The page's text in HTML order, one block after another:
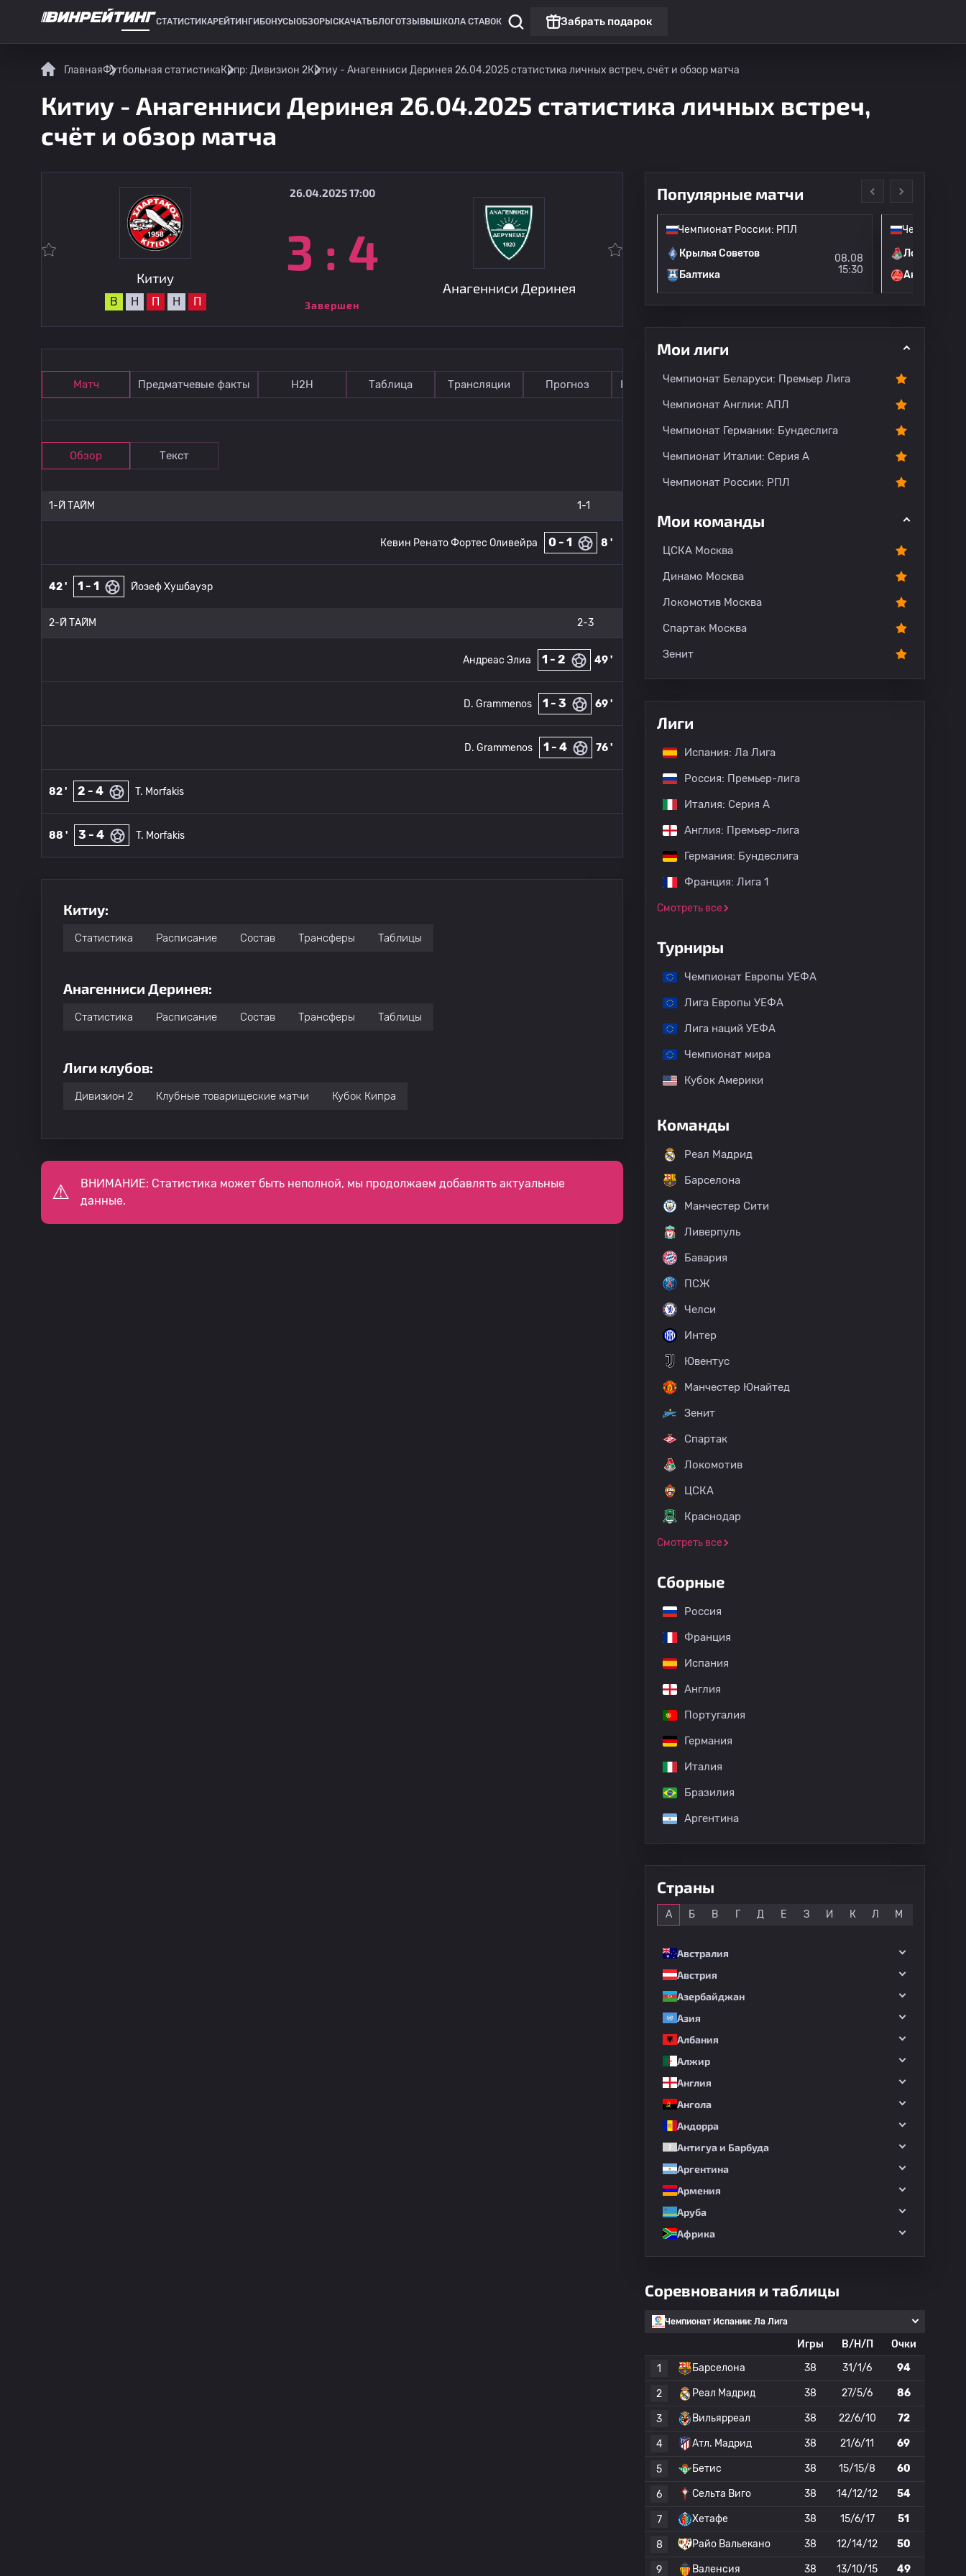
СТАТИСТИКАРЕЙТИНГИ БОНУСЫ ОБЗОРЫ СКАЧАТЬ БЛОГОТЗЫВЫ ШКОЛА СТАВОК Забрать подарок
ГлавнаяФутбольная статистикаКипр: Дивизион 2Китиу - Анагенниси Деринея 26.04.2025 статистика личных встреч, счёт и обзор матча
Китиу - Анагенниси Деринея 26.04.2025 статистика личных встреч,
счёт и обзор матча
Китиу
В Н П Н П
26.04.2025 17:00
3 : 4
Завершен
Анагенниси Деринея
Матч Предматчевые факты Н2Н Таблица Трансляции Прогноз Комментарии
Обзор Текст
1-Й ТАЙМ 1-1
8 '
0 - 1
Кевин Ренато Фортес Оливейра
42 ' 1 - 1 Йозеф Хушбауэр
2-Й ТАЙМ 2-3
49 '
1 - 2
Андреас Элиа
69 '
1 - 3
D. Grammenos
76 '
1 - 4
D. Grammenos
82 ' 2 - 4 T. Morfakis
88 ' 3 - 4 T. Morfakis
Китиу:
Статистика Расписание Состав Трансферы Таблицы
Анагенниси Деринея:
Статистика Расписание Состав Трансферы Таблицы
Лиги клубов:
Дивизион 2 Клубные товарищеские матчи Кубок Кипра
ВНИМАНИЕ: Статистика может быть неполной, мы продолжаем добавлять актуальные
данные.
Популярные матчи
Чемпионат России: РПЛ
Динамо Москва
09.08
Чемпионат России: РПЛ
Крылья Советов
Балтика
08.08
15:30
Чемпионат
Локомотив
Акрон
Мои лиги
Чемпионат Беларуси: Премьер Лига
Чемпионат Англии: АПЛ
Чемпионат Германии: Бундеслига
Чемпионат Италии: Серия А
Чемпионат России: РПЛ
Мои команды
ЦСКА Москва
Динамо Москва
Локомотив Москва
Спартак Москва
Зенит
Лиги
Испания: Ла Лига
Россия: Премьер-лига
Италия: Серия А
Англия: Премьер-лига
Германия: Бундеслига
Франция: Лига 1
Смотреть все
Турниры
Чемпионат Европы УЕФА
Лига Европы УЕФА
Лига наций УЕФА
Чемпионат мира
Кубок Америки
Команды
Реал Мадрид
Барселона
Манчестер Сити
Ливерпуль
Бавария
ПСЖ
Челси
Интер
Ювентус
Манчестер Юнайтед
Зенит
Спартак
Локомотив
ЦСКА
Краснодар
Смотреть все
Сборные
Россия
Франция
Испания
Англия
Португалия
Германия
Италия
Бразилия
Аргентина
Страны
А Б В Г Д Е З И К Л М
Австралия
Австрия
Азербайджан
Азия
Албания
Алжир
Англия
Ангола
Андорра
Антигуа и Барбуда
Аргентина
Армения
Аруба
Африка
Соревнования и таблицы
Чемпионат Испании: Ла Лига
Игры В/Н/П
Очки
1
Барселона 38 31/1/6 94
2 Реал Мадрид 38 27/5/6 86
3 Вильярреал 38 22/6/10 72
4 Атл. Мадрид 38 21/6/11 69
5 Бетис 38 15/15/8 60
6 Сельта Виго 38 14/12/12 54
7 Хетафе 38 15/6/17 51
8 Райо Вальекано 38 12/14/12 50
9 Валенсия 38 13/10/15 49